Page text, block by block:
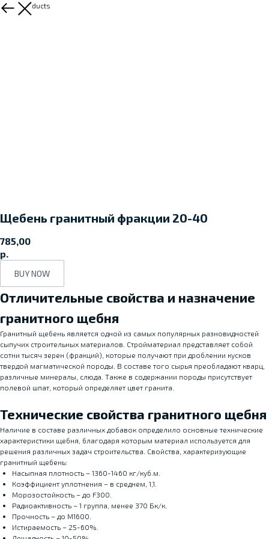
More products
Щебень гранитный фракции 20-40
785,00
р.
BUY NOW
Отличительные свойства и назначение
гранитного щебня
Гранитный щебень является одной из самых популярных разновидностей
сыпучих строительных материалов. Стройматериал представляет собой
сотни тысяч зерен (фракций), которые получают при дроблении кусков
твердой магматической породы. В составе того сырья преобладают кварц,
различные минералы, слюда. Также в содержании породы присутствует
полевой шпат, который определяет цвет гранита.
Технические свойства гранитного щебня
Наличие в составе различных добавок определило основные технические
характеристики щебня, благодаря которым материал используется для
решения различных задач строительства. Свойства, характеризующие
гранитный щебень:
Насыпная плотность – 1360-1460 кг/куб.м.
Коэффициент уплотнения – в среднем, 1,1.
Морозостойкость – до F300.
Радиоактивность – 1 группа, менее 370 Бк/к.
Прочность – до М1600.
Истираемость – 25-60%.